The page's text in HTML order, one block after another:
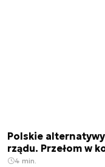
Polskie
rządu. Przełom w
4 min.